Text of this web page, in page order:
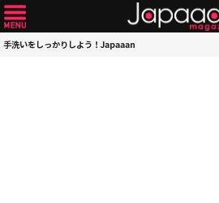
手洗いをしっかりしよう！Japaaan